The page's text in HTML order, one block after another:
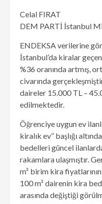
Celal FIRAT
DEM PARTİ İstanbul
ENDEKSA verilerine
İstanbul’da kiralar geçen
%36 oranında artmış,
civarında
daireler 15.000 TL –
edilmektedir.
Öğrenciye uygun ev
kiralık ev” başlığı
bedelleri güncel
rakamlara ulaşmıştır.
m² birim kira
100 m² dairenin kira
arasında değiştiği